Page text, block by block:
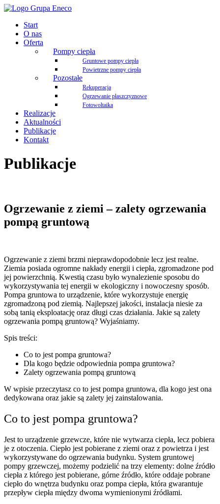
Start
O nas
Oferta
Pompy ciepła
Gruntowe pompy ciepła
Powietrzne pompy ciepła
Pozostałe
Rekuperacja
Ogrzewanie płaszczyznowe
Fotowoltaika
Realizacje
Aktualności
Publikacje
Kontakt
Publikacje
Ogrzewanie z ziemi – zalety ogrzewania
pompą gruntową
Ogrzewanie z ziemi brzmi nieprawdopodobnie lecz jest realne.
Ziemia posiada ogromne nakłady energii i ciepła, zgromadzone pod
jej powierzchnią. Kwestią czasu było wynalezienie sposobu do
wykorzystywania tej energii w ekologiczny i nowoczesny sposób.
Pompa gruntowa to urządzenie, które wykorzystuje energię
zgromadzoną pod ziemią. Najlepszej jakości, instalacja niesie za
sobą tanią eksploatację oraz długi czas działania. Jakie są zalety
ogrzewania pompą gruntową? Wyjaśniamy.
Spis treści:
Co to jest pompa gruntowa?
Dla kogo będzie odpowiednia pompa gruntowa?
Zalety ogrzewania pompą gruntową
W wpisie przeczytasz co to jest pompa gruntowa, dla kogo jest ona
dedykowana oraz jakie są zalety jej zainstalowania.
Co to jest pompa gruntowa?
Jest to urządzenie grzewcze, które nie wytwarza ciepła, lecz pobiera
je z otoczenia. Ciepło jest pobierane z ziemi oraz z powietrza i jest
wykorzystywane do ogrzewania budynku. System gruntowej
pompy grzewczej, możemy podzielić na trzy elementy: dolne źródło
ciepła z którego jest pobierane, górne źródło, które oddaje pobrane
ciepło do wnętrza budynku oraz pompa ciepła, która gwarantuje
przepływ ciepła między dwoma wymienionymi źródłami.